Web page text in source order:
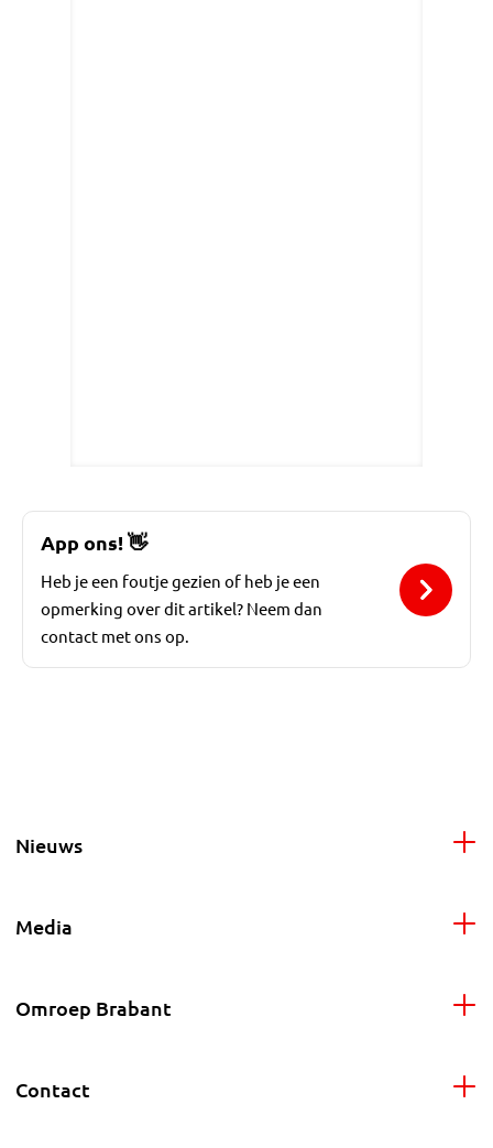
App ons!👋
Heb je een foutje gezien of heb je een
opmerking over dit artikel? Neem dan
contact met ons op.
Nieuws
Media
Omroep Brabant
Contact